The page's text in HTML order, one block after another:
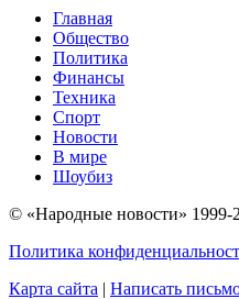
Главная
Общество
Политика
Финансы
Техника
Спорт
Новости
В мире
Шоубиз
© «Народные новости» 1999-
Политика
Карта сайта | Написать